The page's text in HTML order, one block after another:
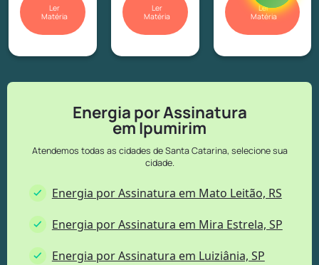
Ler
Matéria
Ler
Matéria
Ler
Matéria
Energia por Assinatura
em Ipumirim
Atendemos todas as cidades de Santa Catarina, selecione sua
cidade.
Energia por Assinatura em Mato Leitão, RS
Energia por Assinatura em Mira Estrela, SP
Energia por Assinatura em Luiziânia, SP